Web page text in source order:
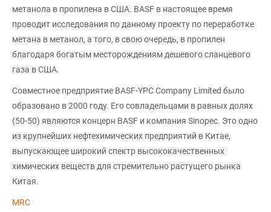
метанола в пропилена в США. BASF в настоящее время
проводит исследования по данному проекту по переработке
метана в метанол, а того, в свою очередь, в пропилен
благодаря богатым месторождениям дешевого сланцевого
газа в США.
Совместное предприятие BASF-YPC Company Limited было
образовано в 2000 году. Его совладельцами в равных долях
(50-50) являются концерн BASF и компания Sinopec. Это одно
из крупнейших нефтехимических предприятий в Китае,
выпускающее широкий спектр высококачественных
химических веществ для стремительно растущего рынка
Китая.
MRC